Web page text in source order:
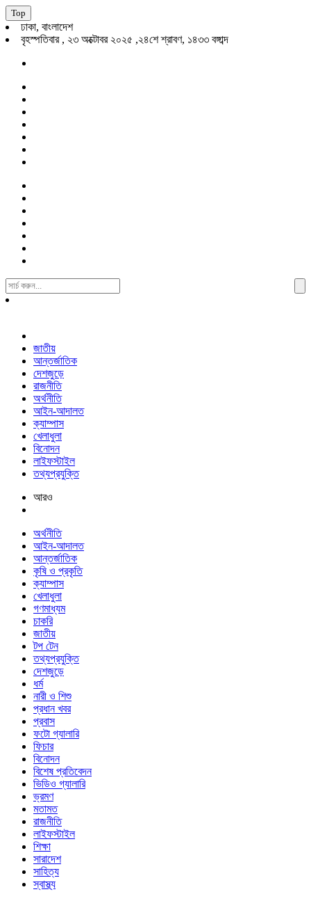
Top
ঢাকা, বাংলাদেশ
বৃহস্পতিবার , ২৩ অক্টোবর ২০২৫ ,২৪শে শ্রাবণ, ১৪৩৩ বঙ্গাব্দ
Search
For:
জাতীয়
আন্তর্জাতিক
দেশজুড়ে
রাজনীতি
অর্থনীতি
আইন-আদালত
ক্যাম্পাস
খেলাধুলা
বিনোদন
লাইফস্টাইল
তথ্যপ্রযুক্তি
আরও
অর্থনীতি
আইন-আদালত
আন্তর্জাতিক
কৃষি ও প্রকৃতি
ক্যাম্পাস
খেলাধুলা
গণমাধ্যম
চাকরি
জাতীয়
টপ টেন
তথ্যপ্রযুক্তি
দেশজুড়ে
ধর্ম
নারী ও শিশু
প্রধান খবর
প্রবাস
ফটো গ্যালারি
ফিচার
বিনোদন
বিশেষ প্রতিবেদন
ভিডিও গ্যালারি
ভ্রমণ
মতামত
রাজনীতি
লাইফস্টাইল
শিক্ষা
সারাদেশ
সাহিত্য
স্বাস্থ্য